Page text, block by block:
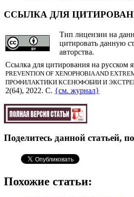
ССЫЛКА ДЛЯ
Тип лицензии на
цитировать данную
авторства.
Cсылка для цитирования на русском
PREVENTION OF XENOPHOBIA AND
ПРОФИЛАКТИКИ КСЕНОФОБИИ И
2(64), 2022. C. {см. журнал}
Поделитесь данной статьей,
Похожие статьи: